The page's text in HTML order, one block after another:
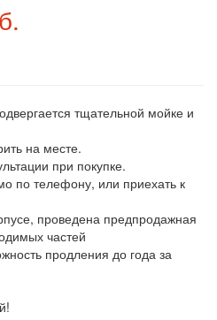
тщательной мойке и
на месте.
при покупке.
по телефону, или приехать к
проведена предпродажная
частей
продления до года за